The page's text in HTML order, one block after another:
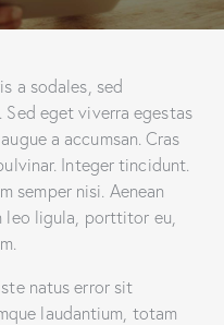
a sodales, sed
eget viverra egestas
a accumsan. Cras
Integer tincidunt.
semper nisi. Aenean
leo ligula, porttitor eu,
natus error sit
laudantium, totam